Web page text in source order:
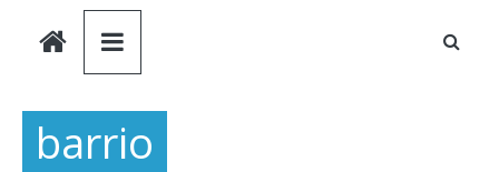
barrio